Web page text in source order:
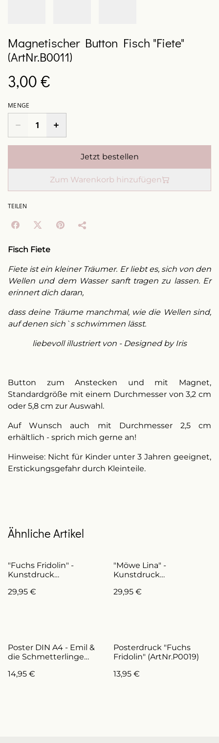
Magnetischer Button Fisch "Fiete"
(ArtNr.B0011)
3,00 €
MENGE
Jetzt bestellen
Zum Warenkorb hinzufügen
TEILEN
Fisch Fiete
Fiete ist ein kleiner Träumer. Er liebt es, sich von den
Wellen und dem Wasser sanft tragen zu lassen. Er
erinnert dich daran,
dass deine Träume manchmal, wie die Wellen sind,
auf denen sich`s schwimmen lässt.
liebevoll illustriert von - Designed by Iris
Button zum Anstecken und mit Magnet,
Standardgröße mit einem Durchmesser von 3,2 cm
oder 5,8 cm zur Auswahl.
Auf Wunsch auch mit Durchmesser 2,5 cm
erhältlich - sprich mich gerne an!
Hinweise: Nicht für Kinder unter 3 Jahren geeignet,
Erstickungsgefahr durch Kleinteile.
Ähnliche Artikel
"Fuchs Fridolin" -
Kunstdruck
29,95 €
"Möwe Lina" -
Kunstdruck
29,95 €
Poster DIN A4 - Emil &
die Schmetterlinge
14,95 €
Posterdruck "Fuchs
Fridolin" (ArtNr.P0019)
13,95 €